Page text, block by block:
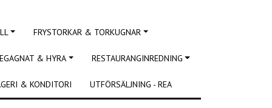
FRYSTORKAR & TORKUGNAR
& HYRA RESTAURANGINREDNING
& KONDITORI UTFÖRSÄLJNING - REA